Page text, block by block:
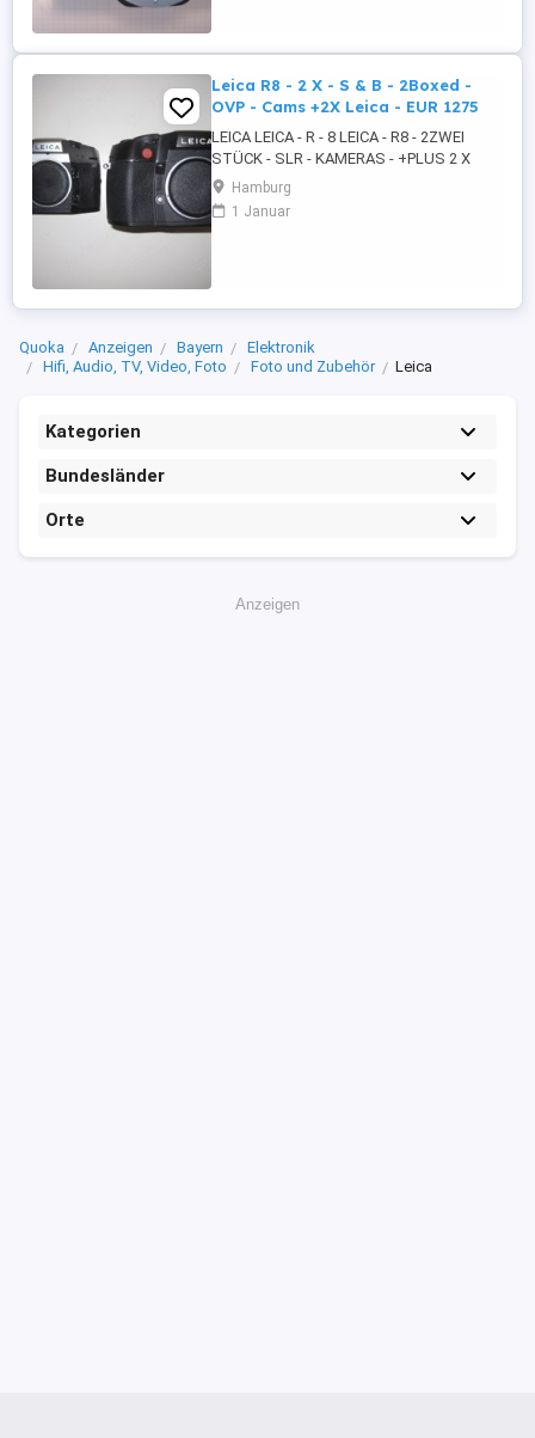
DURCHMESSER DM - KOREA 2. AUTO ...
Leica R8 - 2 X - S & B - 2Boxed -
OVP - Cams +2X Leica - EUR 1275
LEICA LEICA - R - 8 LEICA - R8 - 2ZWEI
STÜCK - SLR - KAMERAS - +PLUS 2 X
LEICA ZUBEHÖR - LEICA R8 - SLR -
KAMERAS - SILBER - CHROM UND
SCHWARZ - OVP - 2ZWEI X BOXED -
KAMERAS - LEICA R8 - ...
Hamburg
1 Januar
Quoka Anzeigen Bayern
Elektronik
Hifi, Audio, TV, Video, Foto
Foto und Zubehör Leica
Kategorien
Bundesländer
Orte
Anzeigen